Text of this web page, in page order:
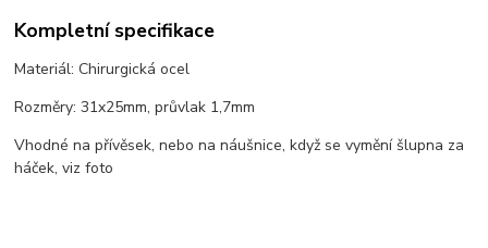
Kompletní specifikace
Materiál: Chirurgická ocel
Rozměry: 31x25mm, průvlak 1,7mm
Vhodné na přívěsek, nebo na náušnice, když se vymění šlupna za
háček, viz foto